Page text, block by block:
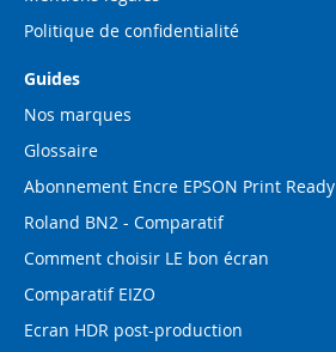
Politique de confidentialité
Guides
Nos marques
Glossaire
Abonnement Encre EPSON Print Ready
Roland BN2 - Comparatif
Comment choisir LE bon écran
Comparatif EIZO
Ecran HDR post-production